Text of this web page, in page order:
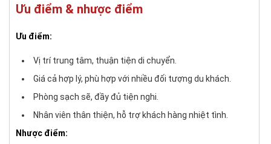
Ưu điểm & nhược điểm
Ưu điểm:
Vị trí trung tâm, thuận tiện di chuyển.
Giá cả hợp lý, phù hợp với nhiều đối tượng du khách.
Phòng sạch sẽ, đầy đủ tiện nghi.
Nhân viên thân thiện, hỗ trợ khách hàng nhiệt tình.
Nhược điểm: